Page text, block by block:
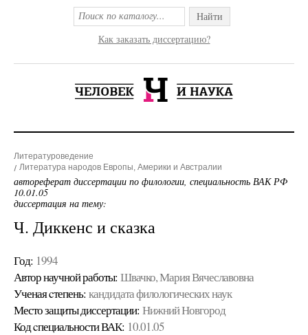
Найти
Как заказать диссертацию?
Литературоведение
Литература народов Европы, Америки и Австралии
автореферат диссертации по филологии, специальность ВАК РФ
10.01.05
диссертация на тему:
Ч. Диккенс и сказка
Год: 1994
Автор научной работы: Швачко, Мария Вячеславовна
Ученая cтепень: кандидата филологических наук
Место защиты диссертации: Нижний Новгород
Код cпециальности ВАК: 10.01.05